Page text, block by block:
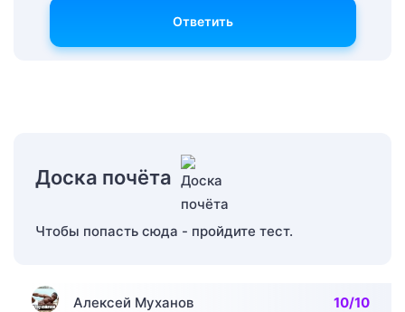
Ответить
Доска почёта
Чтобы попасть сюда - пройдите тест.
Алексей Муханов 10/10